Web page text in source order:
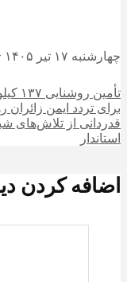
چهارشنبه ۱۷ تیر ۱۴۰۵ – ۱۰:۳۷
برای تردد ایمن زائران
قدردانی از تلاش‌های
استاندار
اضافه کردن